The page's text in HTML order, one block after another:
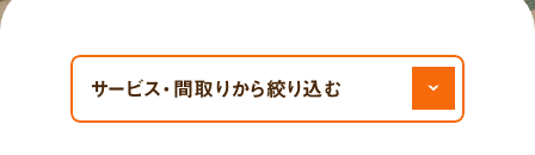
サービス・間取りから絞り込む